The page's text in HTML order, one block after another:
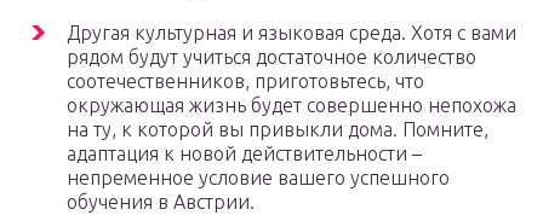
Другая культурная и языковая среда. Хотя с вами
рядом будут учиться достаточное количество
соотечественников, приготовьтесь, что
окружающая жизнь будет совершенно непохожа
на ту, к которой вы привыкли дома. Помните,
адаптация к новой действительности –
непременное условие вашего успешного
обучения в Австрии.